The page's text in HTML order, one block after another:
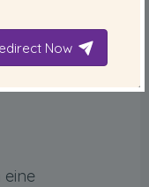
japanische
Tahitiperlen
Das macht sie
eine
Now